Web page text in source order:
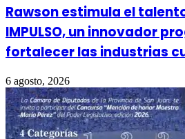
Rawson estimula el
IMPULSO, un innovador
fortalecer las industrias
6 agosto, 2026